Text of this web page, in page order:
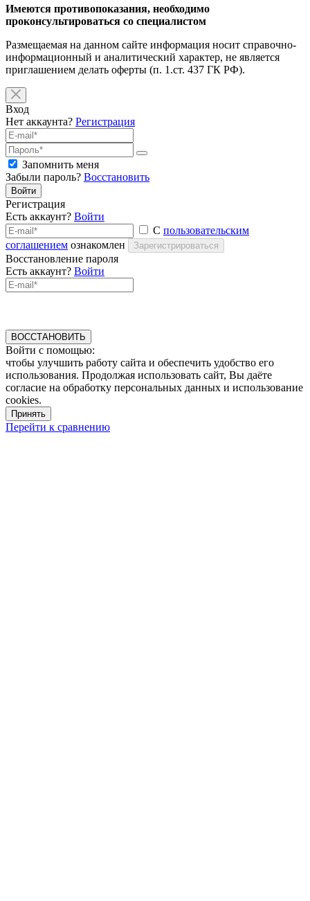
Имеются противопоказания, необходимо
проконсультироваться со специалистом
Размещаемая на данном сайте информация носит справочно-
информационный и аналитический характер, не является
приглашением делать оферты (п. 1.ст. 437 ГК РФ).
Вход
Нет аккаунта? Регистрация
Запомнить меня
Забыли пароль? Восстановить
Войти
Регистрация
Есть аккаунт? Войти
С пользовательским
соглашением ознакомлен Зарегистрироваться
Восстановление пароля
Есть аккаунт? Войти
ВОССТАНОВИТЬ
Войти с помощью:
чтобы улучшить работу сайта и обеспечить удобство его
использования. Продолжая использовать сайт, Вы даёте
согласие на обработку персональных данных и использование
cookies.
Принять
Перейти к сравнению